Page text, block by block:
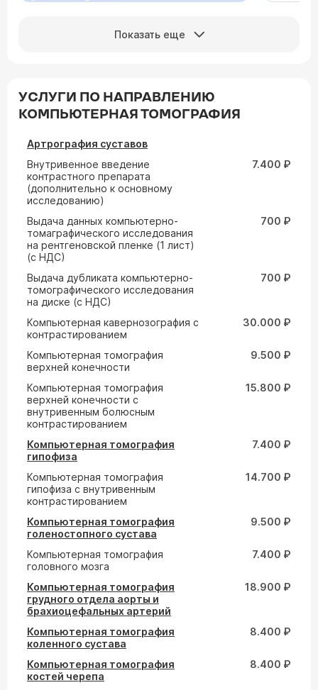
Показать еще
УСЛУГИ ПО НАПРАВЛЕНИЮ
КОМПЬЮТЕРНАЯ ТОМОГРАФИЯ
Артрография суставов
Внутривенное введение
контрастного препарата
(дополнительно к основному
исследованию)
7.400 ₽
Выдача данных компьютерно-
томаграфического исследования
на рентгеновской пленке (1 лист)
(с НДС)
700 ₽
Выдача дубликата компьютерно-
томографического исследования
на диске (с НДС)
700 ₽
Компьютерная кавернозография с
контрастированием
30.000 ₽
Компьютерная томография
верхней конечности
9.500 ₽
Компьютерная томография
верхней конечности с
внутривенным болюсным
контрастированием
15.800 ₽
Компьютерная томография
гипофиза
7.400 ₽
Компьютерная томография
гипофиза с внутривенным
контрастированием
14.700 ₽
Компьютерная томография
голеностопного сустава
9.500 ₽
Компьютерная томография
головного мозга
7.400 ₽
Компьютерная томография
грудного отдела аорты и
брахиоцефальных артерий
18.900 ₽
Компьютерная томография
коленного сустава
8.400 ₽
Компьютерная томография
костей черепа
8.400 ₽